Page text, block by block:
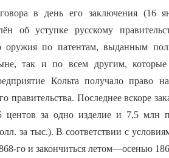
в день его заключения (16
об уступке русскому
оружия по патентам, выданным
так и по всем другим,
Кольта получало право
правительства. Последнее вскоре
центов за одно изделие и 7,5 млн
за тыс.). В соответствии с
го и закончиться летом—осенью